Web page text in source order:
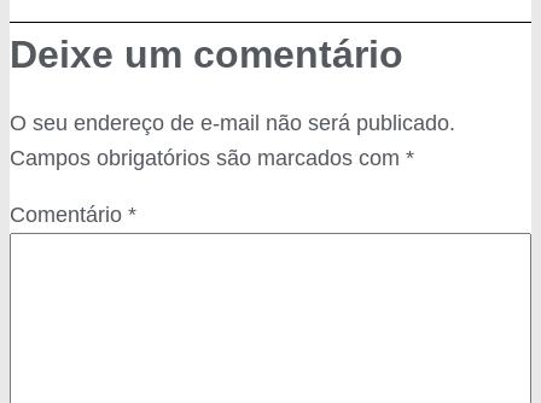
Deixe um comentário
O seu endereço de e-mail não será publicado.
Campos obrigatórios são marcados com *
Comentário *